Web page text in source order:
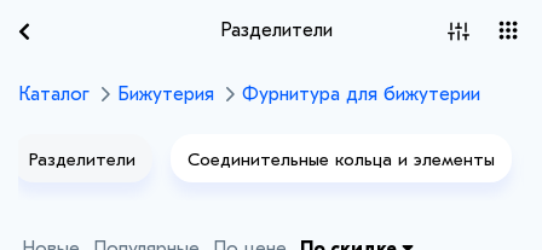
Разделители
Каталог Бижутерия Фурнитура для бижутерии
Разделители Соединительные кольца и элементы